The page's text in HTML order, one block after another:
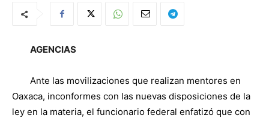
AGENCIAS
Ante las movilizaciones que realizan mentores en
Oaxaca, inconformes con las nuevas disposiciones de la
ley en la materia, el funcionario federal enfatizó que con